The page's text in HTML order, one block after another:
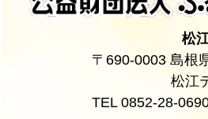
松
〒690-0003 島根
松江
TEL 0852-28-